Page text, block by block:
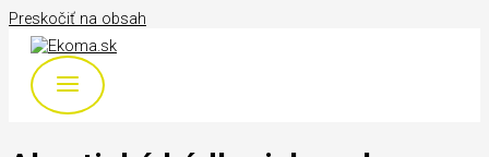
Preskočiť na obsah